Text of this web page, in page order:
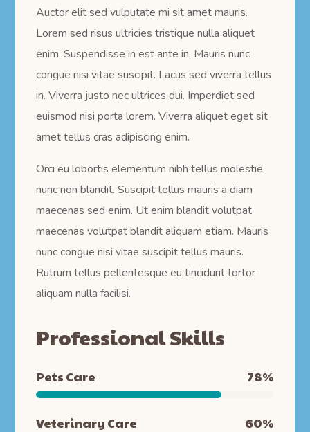
Auctor elit sed vulputate mi sit amet mauris.
Lorem sed risus ultricies tristique nulla aliquet
enim. Suspendisse in est ante in. Mauris nunc
congue nisi vitae suscipit. Lacus sed viverra tellus
in. Viverra justo nec ultrices dui. Imperdiet sed
euismod nisi porta lorem. Viverra aliquet eget sit
amet tellus cras adipiscing enim.
Orci eu lobortis elementum nibh tellus molestie
nunc non blandit. Suscipit tellus mauris a diam
maecenas sed enim. Ut enim blandit volutpat
maecenas volutpat blandit aliquam etiam. Mauris
nunc congue nisi vitae suscipit tellus mauris.
Rutrum tellus pellentesque eu tincidunt tortor
aliquam nulla facilisi.
Professional Skills
Pets Care 78%
Veterinary Care 60%